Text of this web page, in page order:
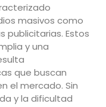
masivos como
publicitarias. Estos
y una
que buscan
el mercado. Sin
y la dificultad